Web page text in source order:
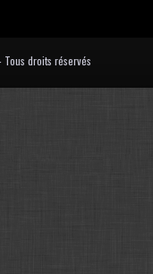
droits réservés